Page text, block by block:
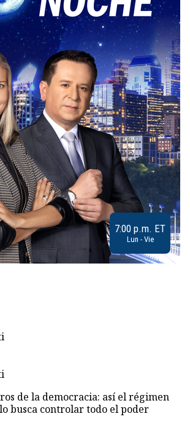
7:00 p.m. ET
Lun - Vie
de la democracia: así el régimen
busca controlar todo el poder